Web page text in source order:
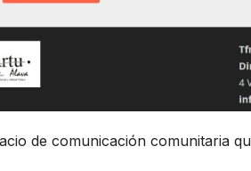
de comunicación comunitaria